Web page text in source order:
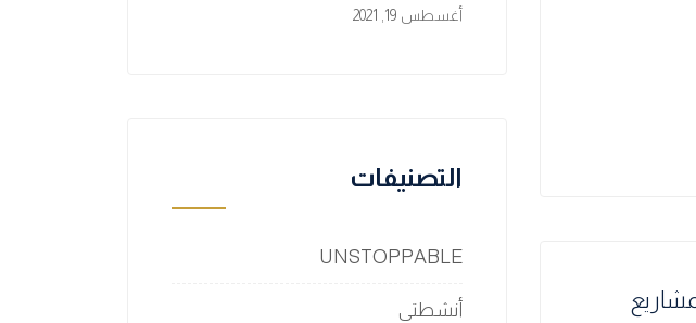
أغسطس 19, 2021
التصنيفات
UNSTOPPABLE
أنشطتي